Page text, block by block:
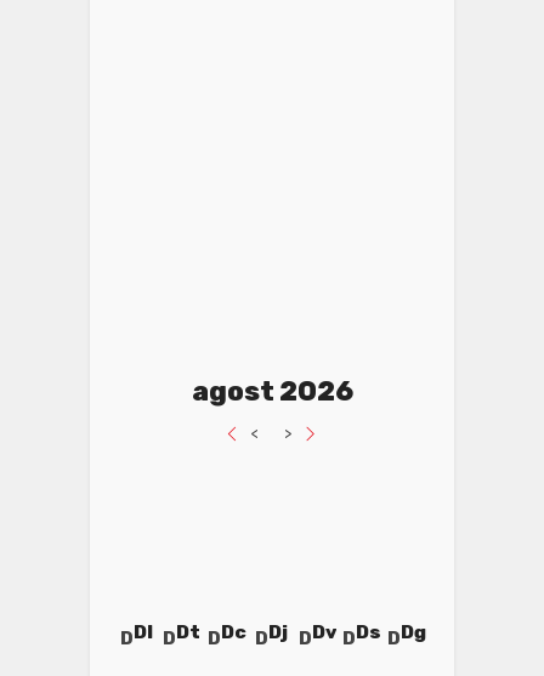
<
agost 2026
>
Dl Dt Dc Dj Dv Ds Dg